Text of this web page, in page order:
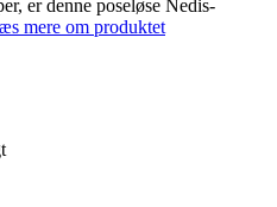
er denne poseløse Nedis-
mere om produktet